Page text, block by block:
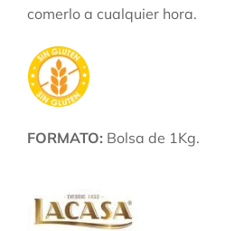
comerlo a cualquier hora.
FORMATO: Bolsa de 1Kg.